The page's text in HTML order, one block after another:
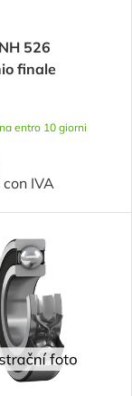
526
finale
entro 10 giorni
IVA